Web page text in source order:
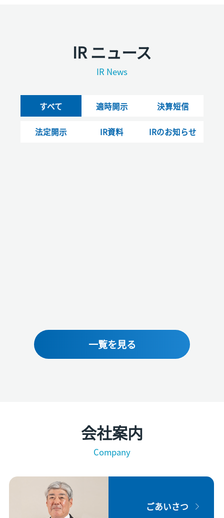
IR ニュース
IR News
すべて 適時開示 決算短信
法定開示 IR資料 IRのお知らせ
一覧を見る
会社案内
Company
ごあいさつ